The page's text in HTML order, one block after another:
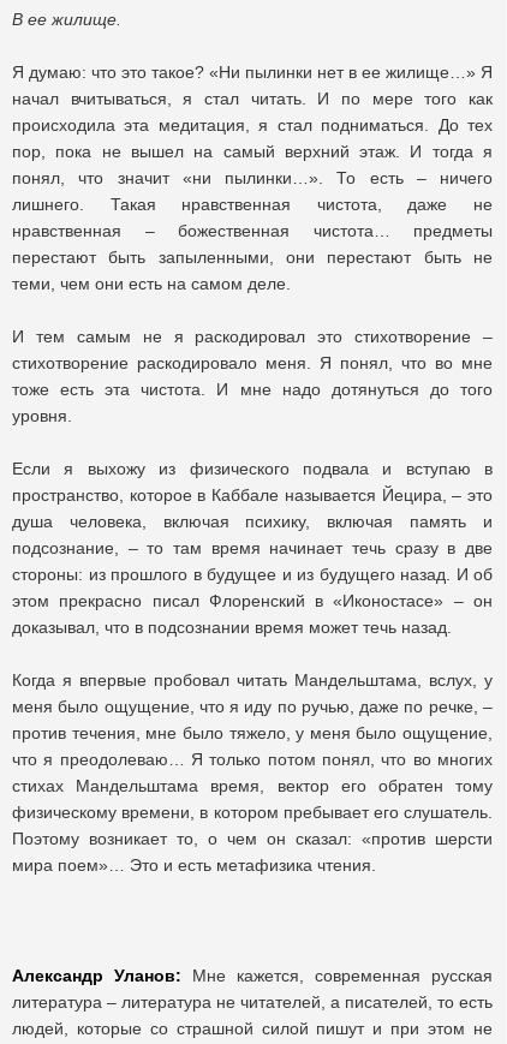
В ее жилище.
Я думаю: что это такое? «Ни пылинки нет в ее жилище…» Я
начал вчитываться, я стал читать. И по мере того как
происходила эта медитация, я стал подниматься. До тех
пор, пока не вышел на самый верхний этаж. И тогда я
понял, что значит «ни пылинки…». То есть – ничего
лишнего. Такая нравственная чистота, даже не
нравственная – божественная чистота… предметы
перестают быть запыленными, они перестают быть не
теми, чем они есть на самом деле.
И тем самым не я раскодировал это стихотворение –
стихотворение раскодировало меня. Я понял, что во мне
тоже есть эта чистота. И мне надо дотянуться до того
уровня.
Если я выхожу из физического подвала и вступаю в
пространство, которое в Каббале называется Йецира, – это
душа человека, включая психику, включая память и
подсознание, – то там время начинает течь сразу в две
стороны: из прошлого в будущее и из будущего назад. И об
этом прекрасно писал Флоренский в «Иконостасе» – он
доказывал, что в подсознании время может течь назад.
Когда я впервые пробовал читать Мандельштама, вслух, у
меня было ощущение, что я иду по ручью, даже по речке, –
против течения, мне было тяжело, у меня было ощущение,
что я преодолеваю… Я только потом понял, что во многих
стихах Мандельштама время, вектор его обратен тому
физическому времени, в котором пребывает его слушатель.
Поэтому возникает то, о чем он сказал: «против шерсти
мира поем»… Это и есть метафизика чтения.
Александр Уланов: Мне кажется, современная русская
литература – литература не читателей, а писателей, то есть
людей, которые со страшной силой пишут и при этом не